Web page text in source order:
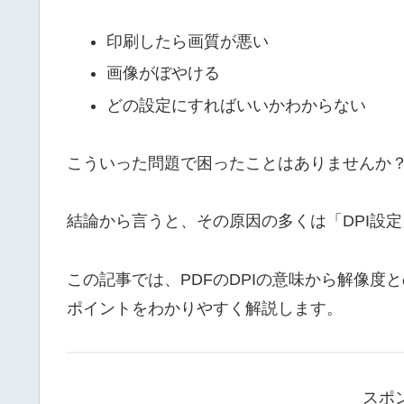
印刷したら画質が悪い
画像がぼやける
どの設定にすればいいかわからない
こういった問題で困ったことはありませんか
結論から言うと、その原因の多くは「DPI設
この記事では、PDFのDPIの意味から解像度
ポイントをわかりやすく解説します。
スポ